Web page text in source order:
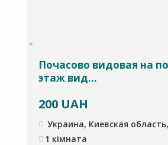
Почасово видовая на
этаж вид...
200 UAH
Украина, Киевская
1 кімната